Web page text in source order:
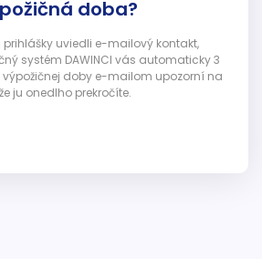
doba?
prihlášky uviedli e-mailový kontakt,
systém DAWINCI vás automaticky 3
doby e-mailom upozorní na
ju onedlho prekročíte.